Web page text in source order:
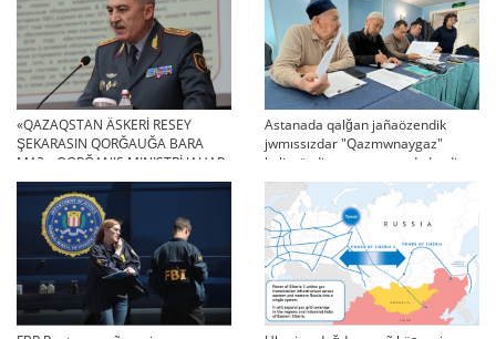
«QAZAQSTAN ÄSKERİ RESEY
ŞEKARASIN QORĞAUĞA BARA
MA?»: QORĞANIS MINISTRİ JAUAP
BERDİ
Astanada qalğan jañaözendik
jwmıssızdar "Qazmwnaygaz"
kelissözdi toqtatıp tastadı deydi